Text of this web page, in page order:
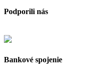
Podporili nás
Bankové spojenie